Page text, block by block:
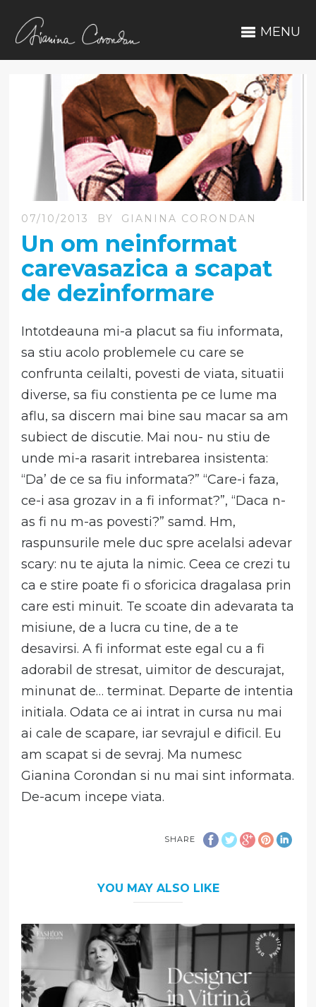
MENU
07/10/2013 BY GIANINA CORONDAN
Un om neinformat
carevasazica a scapat
de dezinformare
Intotdeauna mi-a placut sa fiu informata,
sa stiu acolo problemele cu care se
confrunta ceilalti, povesti de viata, situatii
diverse, sa fiu constienta pe ce lume ma
aflu, sa discern mai bine sau macar sa am
subiect de discutie. Mai nou- nu stiu de
unde mi-a rasarit intrebarea insistenta:
“Da’ de ce sa fiu informata?” “Care-i faza,
ce-i asa grozav in a fi informat?”, “Daca n-
as fi nu m-as povesti?” samd. Hm,
raspunsurile mele duc spre acelalsi adevar
scary: nu te ajuta la nimic. Ceea ce crezi tu
ca e stire poate fi o sforicica dragalasa prin
care esti minuit. Te scoate din adevarata ta
misiune, de a lucra cu tine, de a te
desavirsi. A fi informat este egal cu a fi
adorabil de stresat, uimitor de descurajat,
minunat de… terminat. Departe de intentia
initiala. Odata ce ai intrat in cursa nu mai
ai cale de scapare, iar sevrajul e dificil. Eu
am scapat si de sevraj. Ma numesc
Gianina Corondan si nu mai sint informata.
De-acum incepe viata.
SHARE
YOU MAY ALSO LIKE